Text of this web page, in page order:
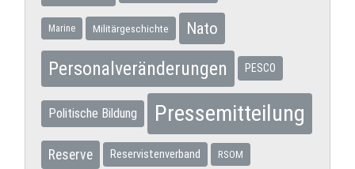
Marine Militärgeschichte Nato
Personalveränderungen PESCO
Politische Bildung Pressemitteilung
Reserve Reservistenverband RSOM